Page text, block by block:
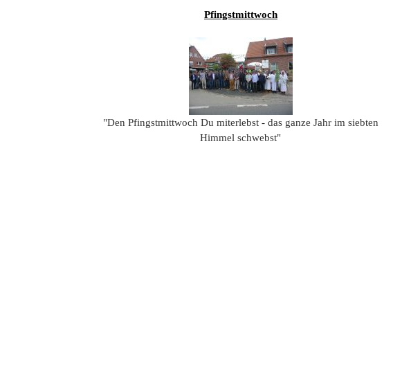
Pfingstmittwoch
"Den Pfingstmittwoch Du miterlebst - das ganze Jahr im siebten
Himmel schwebst"